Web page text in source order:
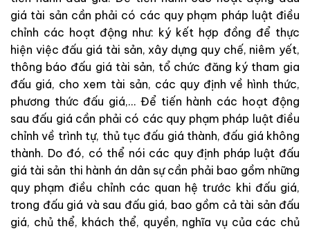
giá tài sản cần phải có các quy phạm pháp luật điều
chỉnh các hoạt động như: ký kết hợp đồng để thực
hiện việc đấu giá tài sản,xây dựng quy chế, niêm yết,
thông báo đấu giá tài sản, tổ chức đăng ký tham gia
đấu giá, choxem tài sản, các quy địnhvề hình thức,
phương thức đấu giá,...Để tiến hành các hoạt động
sau đấu giá cần phải có các quy phạm pháp luật điều
chỉnhvề trình tự, thủ tục đấu giá thành, đấu giá không
thành. Do đó, có thể nói các quy định pháp luật đấu
giá tài sản thi hành án dân sự cần phải bao gồm những
quy phạm điều chỉnh các quan hệ trước khi đấu giá,
trong đấu giá và sau đấu giá, bao gồm cả tài sản đấu
giá, chủ thể, khách thể, quyền, nghĩa vụ của các chủ